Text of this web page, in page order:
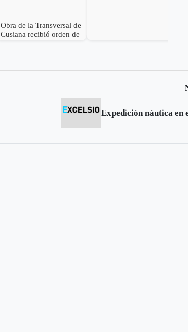
Obra de la Transversal de
Cusiana recibió orden de